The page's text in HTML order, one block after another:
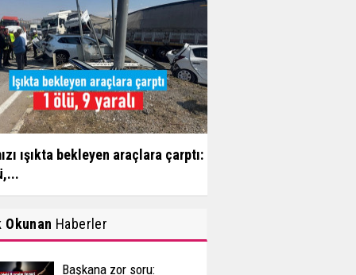
ışıkta bekleyen araçlara çarptı:
Okunan Haberler
Başkana zor soru: